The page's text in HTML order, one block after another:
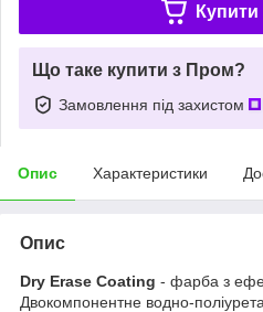
Купити
Що таке купити з Пром?
Замовлення під захистом
Опис Характеристики
Опис
Dry Erase Coating - фарба з
Двокомпонентне водно-